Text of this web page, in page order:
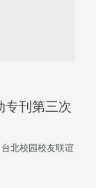
刊第三次
北校园校友联谊